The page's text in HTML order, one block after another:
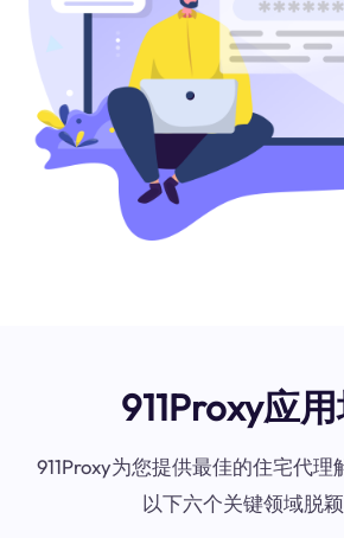
911Proxy应
911Proxy为您提供最佳的住宅代理
以下六个关键领域脱